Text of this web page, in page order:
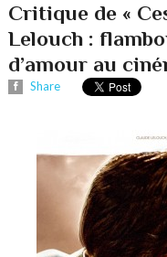
Critique de «
Lelouch :
d’amour au
Share